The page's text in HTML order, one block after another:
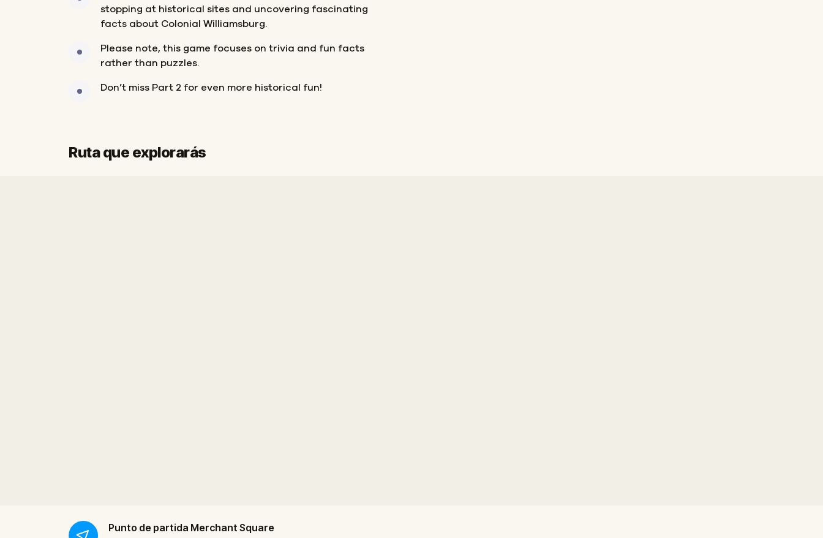
stopping at historical sites and uncovering fascinating
facts about Colonial Williamsburg.
Please note, this game focuses on trivia and fun facts
rather than puzzles.
Don’t miss Part 2 for even more historical fun!
Ruta que explorarás
Punto de partida Merchant Square